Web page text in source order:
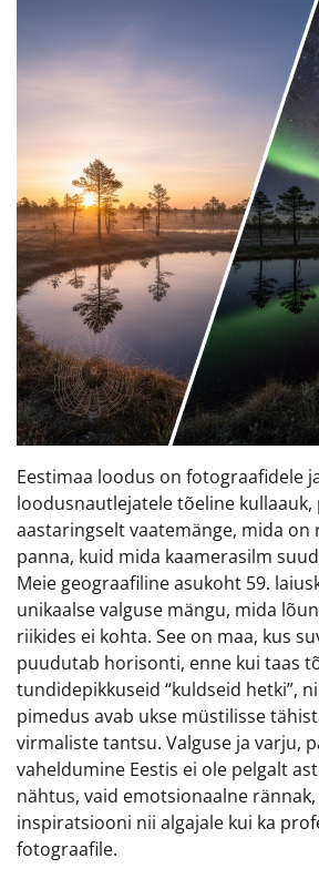
Eestimaa loodus on fotograafidele
loodusnautlejatele tõeline kullaauk,
aastaringselt vaatemänge, mida on
panna, kuid mida kaamerasilm
Meie geograafiline asukoht 59.
unikaalse valguse mängu, mida
riikides ei kohta. See on maa, kus
puudutab horisonti, enne kui taas
tundidepikkuseid “kuldseid hetki”,
pimedus avab ukse müstilisse
virmaliste tantsu. Valguse ja varju,
vaheldumine Eestis ei ole pelgalt
nähtus, vaid emotsionaalne
inspiratsiooni nii algajale kui ka
fotograafile.